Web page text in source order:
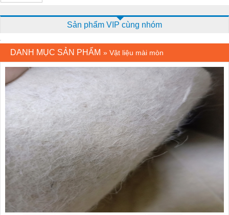
Sản phẩm VIP cùng nhóm
DANH MỤC SẢN PHẨM » Vật liệu mài mòn